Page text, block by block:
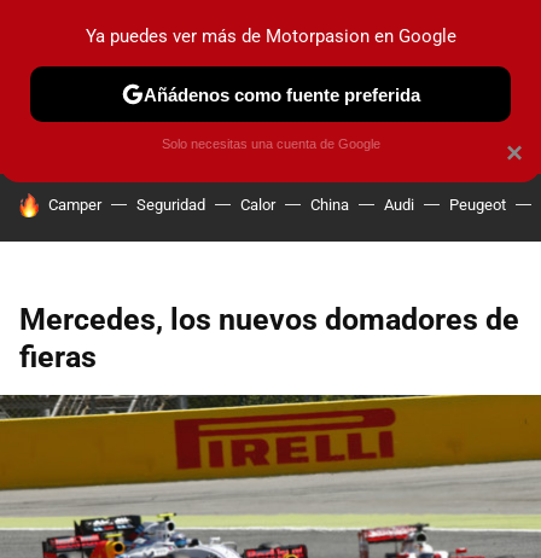
PRUEBAS COCHES ELÉCTRICOS OBSERVATORIO
HOY SE HABLA DE
Camper Seguridad Calor China Audi Peugeot
Mercedes, los nuevos domadores de
fieras
×
Ya puedes ver más de Motorpasion en Google
Añádenos como fuente preferida
Solo necesitas una cuenta de Google